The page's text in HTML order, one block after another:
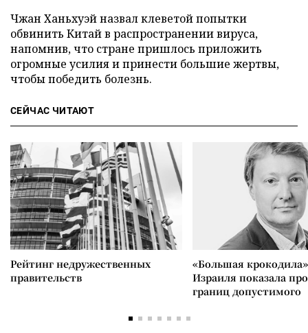
Чжан Ханьхуэй назвал клеветой попытки
обвинить Китай в распространении вируса,
напомнив, что стране пришлось приложить
огромные усилия и принести большие жертвы,
чтобы победить болезнь.
СЕЙЧАС ЧИТАЮТ
Рейтинг недружественных
правительств
«Большая
Израиля показала
границ допустимого